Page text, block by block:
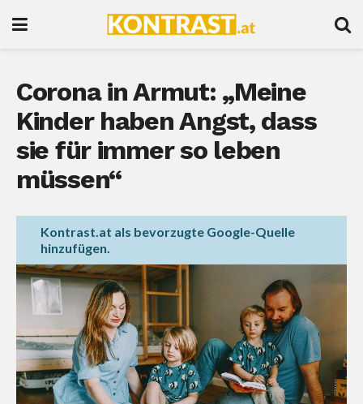
Corona in Armut: „Meine
Kinder haben Angst, dass
sie für immer so leben
müssen“
Kontrast.at als bevorzugte Google-Quelle
hinzufügen.